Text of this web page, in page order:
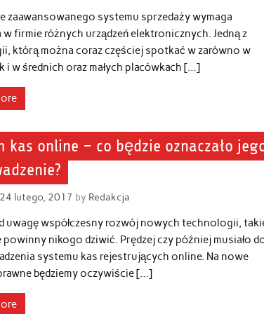
zaawansowanego systemu sprzedaży wymaga
firmie różnych urządzeń elektronicznych. Jedną z
którą można coraz częściej spotkać w zarówno w
i w średnich oraz małych placówkach […]
kas online – co będzie oznaczało
24 lutego, 2017 by Redakcja
uwagę współczesny rozwój nowych technologii,
powinny nikogo dziwić. Prędzej czy później musiało
systemu kas rejestrujących online. Na nowe
będziemy oczywiście […]